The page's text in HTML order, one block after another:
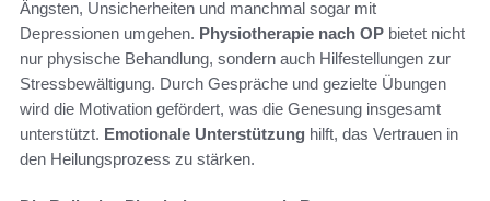
Ängsten, Unsicherheiten und manchmal sogar mit
Depressionen umgehen. Physiotherapie nach OP bietet nicht
nur physische Behandlung, sondern auch Hilfestellungen zur
Stressbewältigung. Durch Gespräche und gezielte Übungen
wird die Motivation gefördert, was die Genesung insgesamt
unterstützt. Emotionale Unterstützung hilft, das Vertrauen in
den Heilungsprozess zu stärken.